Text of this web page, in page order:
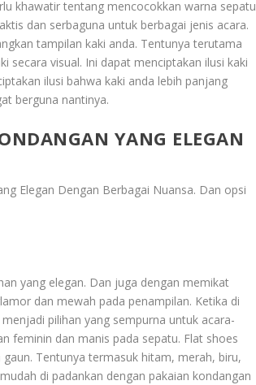
khawatir tentang mencocokkan warna sepatu
dan serbaguna untuk berbagai jenis acara.
tampilan kaki anda. Tentunya terutama
secara visual. Ini dapat menciptakan ilusi kaki
ilusi bahwa kaki anda lebih panjang
berguna nantinya.
YANG ELEGAN
Elegan Dengan Berbagai Nuansa. Dan opsi
yang elegan. Dan juga dengan memikat
dan mewah pada penampilan. Ketika di
pilihan yang sempurna untuk acara-
feminin dan manis pada sepatu. Flat shoes
Tentunya termasuk hitam, merah, biru,
di padankan dengan pakaian kondangan